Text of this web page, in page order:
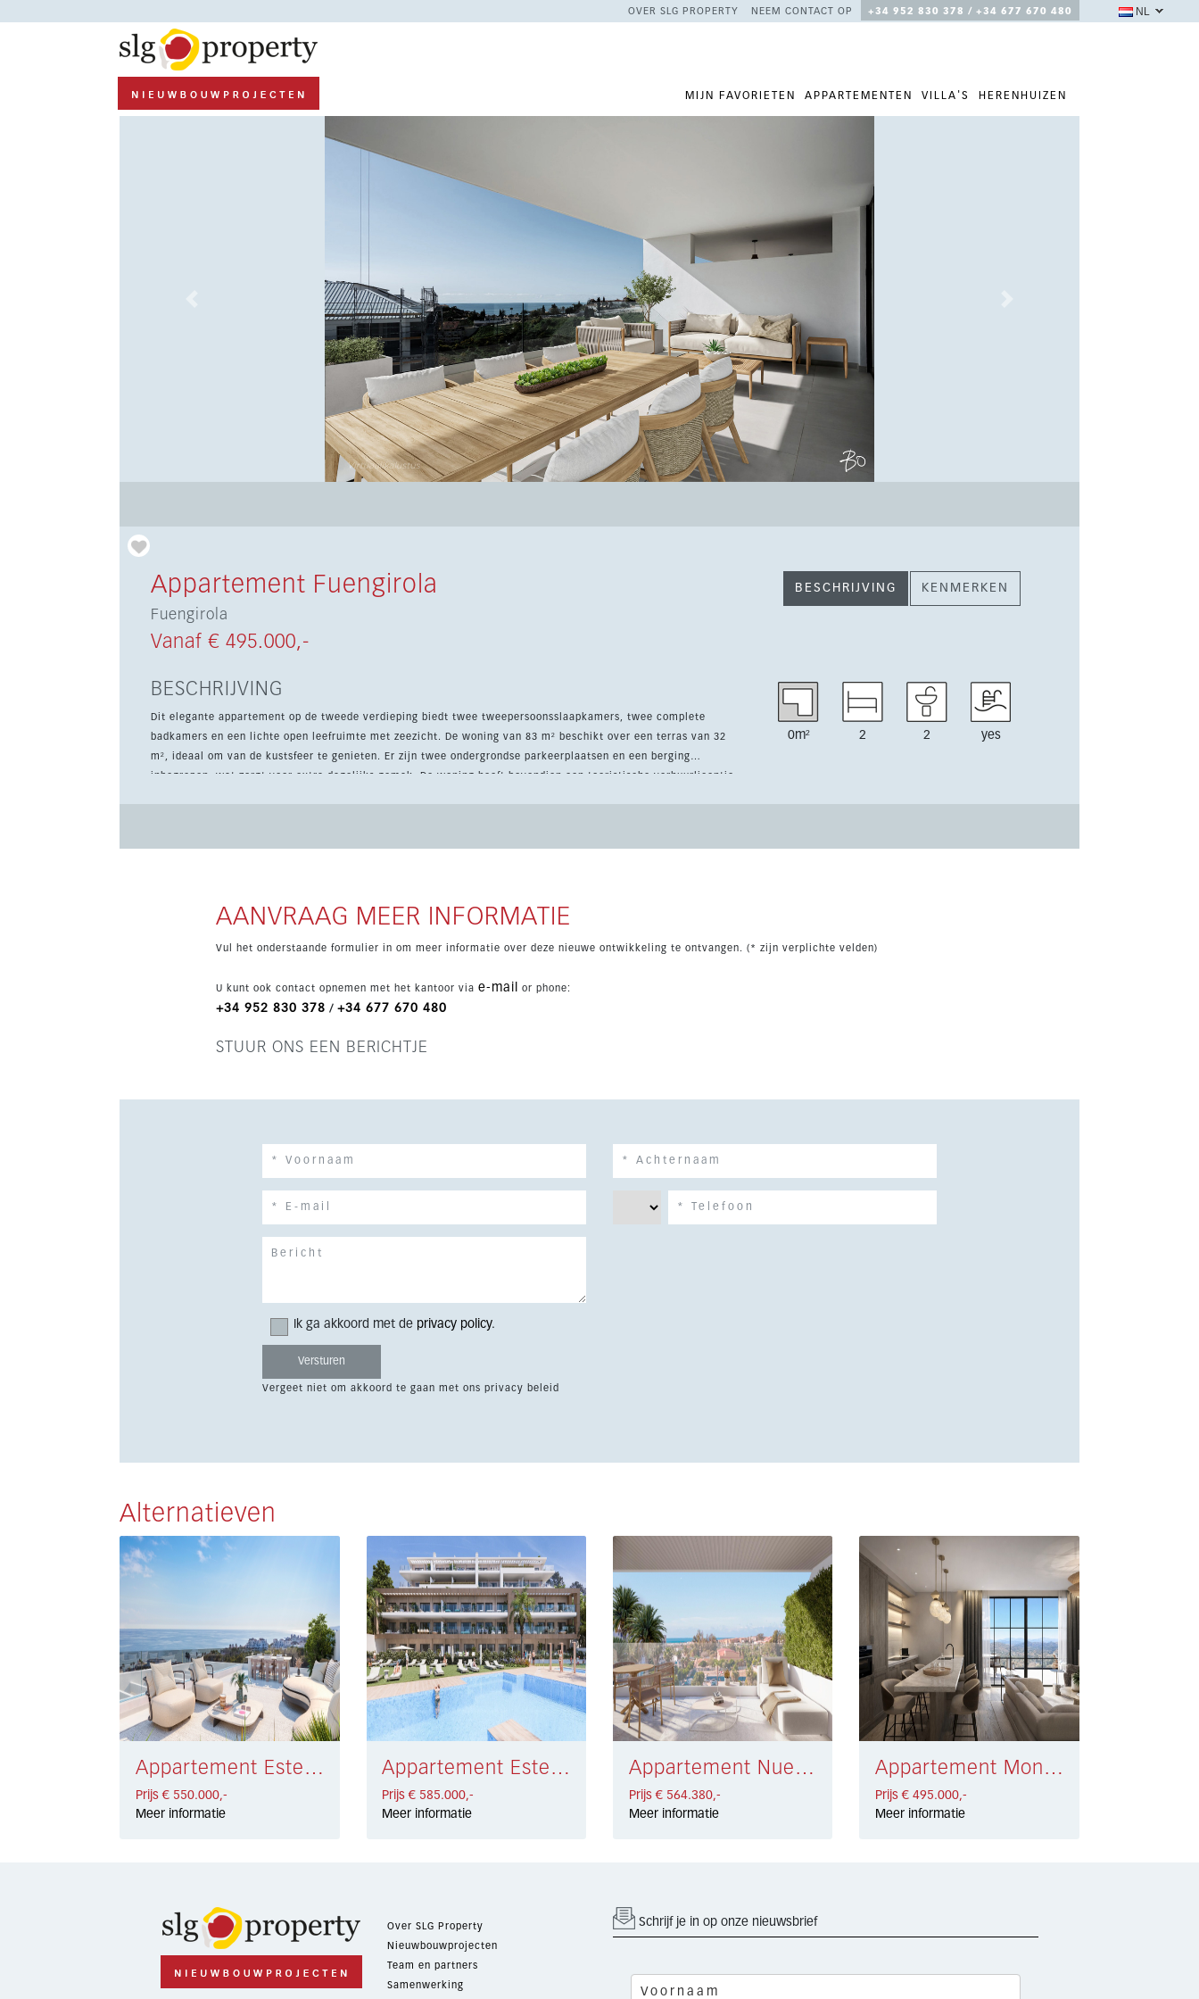
OVER SLG PROPERTY NEEM CONTACT OP +34 952 830 378 / +34 677 670 480
MIJN FAVORIETEN APPARTEMENTEN VILLA'S HERENHUIZEN
NL
Appartement Fuengirola
Fuengirola
Vanaf € 495.000,-
BESCHRIJVING KENMERKEN
BESCHRIJVING
Dit elegante appartement op de tweede verdieping biedt twee tweepersoonsslaapkamers, twee complete
badkamers en een lichte open leefruimte met zeezicht. De woning van 83 m² beschikt over een terras van 32
m², ideaal om van de kustsfeer te genieten. Er zijn twee ondergrondse parkeerplaatsen en een berging
inbegrepen, wat zorgt voor extra dagelijks gemak. De woning heeft bovendien een toeristische verhuurlicentie,
0m² 2 2 yes
AANVRAAG MEER INFORMATIE
Vul het onderstaande formulier in om meer informatie over deze nieuwe ontwikkeling te ontvangen. (* zijn verplichte velden)
U kunt ook contact opnemen met het kantoor via e-mail or phone:
+34 952 830 378 / +34 677 670 480
STUUR ONS EEN BERICHTJE
Ik ga akkoord met de privacy policy.
Vergeet niet om akkoord te gaan met ons privacy beleid
Alternatieven
Appartement Estepona € 550.000,-
Prijs € 550.000,-
Meer informatie
Appartement Estepona € 585.000,-
Prijs € 585.000,-
Meer informatie
Appartement Nueva Andalucía € 564.380,-
Prijs € 564.380,-
Meer informatie
Appartement Monda € 495.000,-
Prijs € 495.000,-
Meer informatie
Over SLG Property
Nieuwbouwprojecten
Team en partners
Samenwerking
Schrijf je in op onze nieuwsbrief